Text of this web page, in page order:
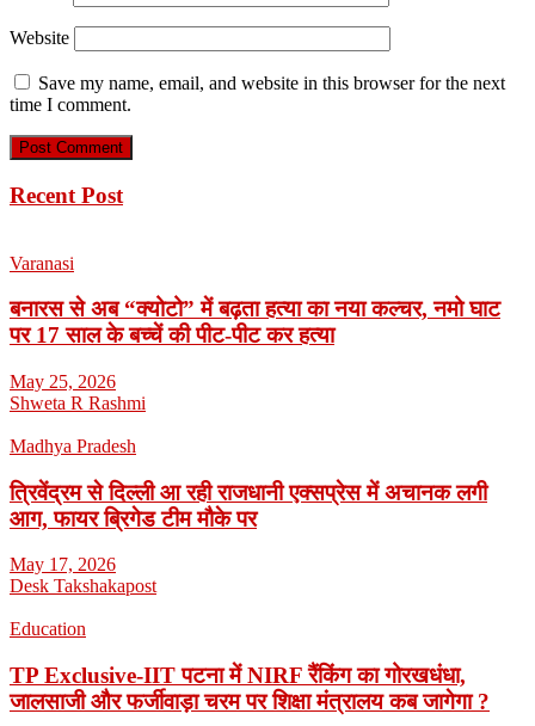
Website
Save my name, email, and website in this browser for the next
time I comment.
Recent Post
Varanasi
बनारस से अब “क्योटो” में बढ़ता हत्या का नया कल्चर, नमो घाट
पर 17 साल के बच्चें की पीट-पीट कर हत्या
May 25, 2026
Shweta R Rashmi
Madhya Pradesh
त्रिवेंद्रम से दिल्ली आ रही राजधानी एक्सप्रेस में अचानक लगी
आग, फायर ब्रिगेड टीम मौके पर
May 17, 2026
Desk Takshakapost
Education
TP Exclusive-IIT पटना में NIRF रैंकिंग का गोरखधंधा,
जालसाजी और फर्जीवाड़ा चरम पर शिक्षा मंत्रालय कब जागेगा ?